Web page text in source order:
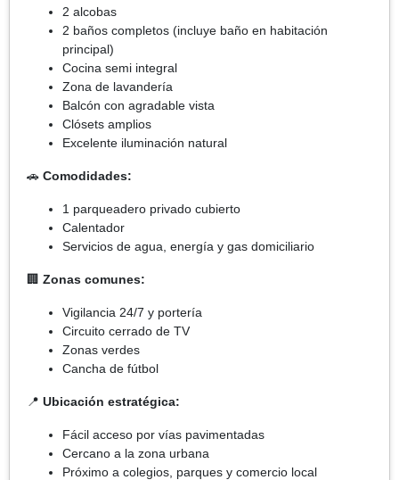
2 alcobas
2 baños completos (incluye baño en habitación
principal)
Cocina semi integral
Zona de lavandería
Balcón con agradable vista
Clósets amplios
Excelente iluminación natural
🚗 Comodidades:
1 parqueadero privado cubierto
Calentador
Servicios de agua, energía y gas domiciliario
🏢 Zonas comunes:
Vigilancia 24/7 y portería
Circuito cerrado de TV
Zonas verdes
Cancha de fútbol
📍 Ubicación estratégica:
Fácil acceso por vías pavimentadas
Cercano a la zona urbana
Próximo a colegios, parques y comercio local